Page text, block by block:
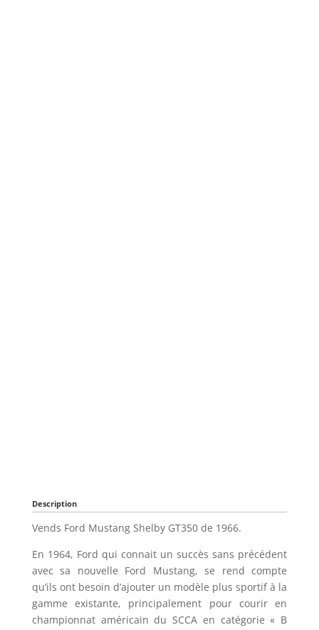
Description
Vends Ford Mustang Shelby GT350 de 1966.
En 1964, Ford qui connait un succès sans précédent
avec sa nouvelle Ford Mustang, se rend compte
qu’ils ont besoin d’ajouter un modèle plus sportif à la
gamme existante, principalement pour courir en
championnat américain du SCCA en catégorie « B